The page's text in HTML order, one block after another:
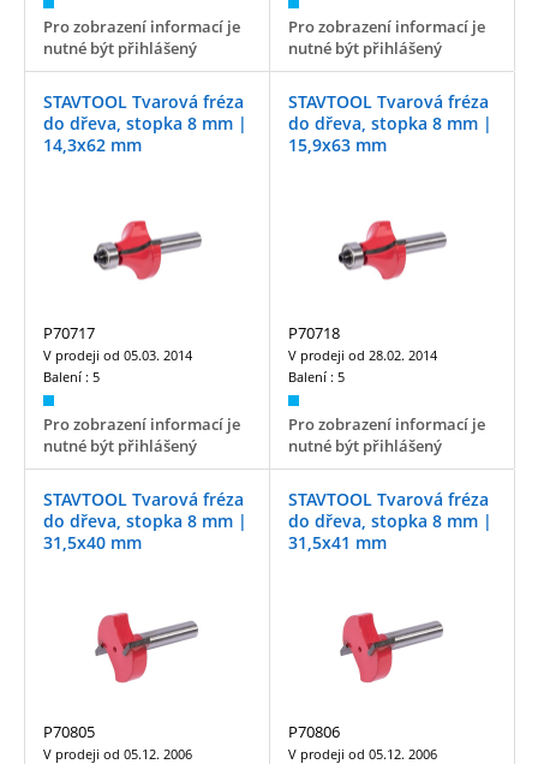
Pro zobrazení informací je
nutné být přihlášený
Pro zobrazení informací je
nutné být přihlášený
STAVTOOL Tvarová fréza
do dřeva, stopka 8 mm |
14,3x62 mm
P70717
V prodeji od 05.03. 2014
Balení : 5
Pro zobrazení informací je
nutné být přihlášený
STAVTOOL Tvarová fréza
do dřeva, stopka 8 mm |
15,9x63 mm
P70718
V prodeji od 28.02. 2014
Balení : 5
Pro zobrazení informací je
nutné být přihlášený
STAVTOOL Tvarová fréza
do dřeva, stopka 8 mm |
31,5x40 mm
P70805
V prodeji od 05.12. 2006
STAVTOOL Tvarová fréza
do dřeva, stopka 8 mm |
31,5x41 mm
P70806
V prodeji od 05.12. 2006